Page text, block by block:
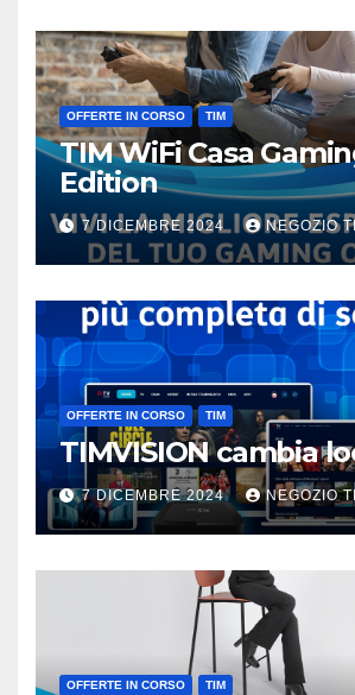
OFFERTE IN CORSO TIM
TIM WiFi Casa
Edition
7 DICEMBRE 2024 NEGOZIO
OFFERTE IN CORSO TIM
TIMVISION cambia
7 DICEMBRE 2024 NEGOZIO
OFFERTE IN CORSO TIM